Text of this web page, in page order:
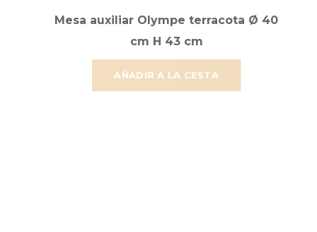
AÑADIR A LA CESTA
Mesa auxiliar Olympe terracota Ø 40
cm H 43 cm